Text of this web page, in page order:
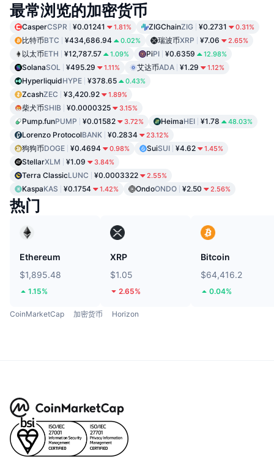
最常浏览的加密货币
CasperCSPR ¥0.01241 1.81% ZIGChainZIG ¥0.2731 0.31%
比特币BTC ¥434,686.94 0.02% 瑞波币XRP ¥7.06 2.65%
以太币ETH ¥12,787.57 1.09% PiPI ¥0.6359 12.98%
SolanaSOL ¥495.29 1.11% 艾达币ADA ¥1.29 1.12%
HyperliquidHYPE ¥378.65 0.43%
ZcashZEC ¥3,420.92 1.89%
柴犬币SHIB ¥0.0000325 3.15%
Pump.funPUMP ¥0.01582 3.72% HeimaHEI ¥1.78 48.03%
Lorenzo ProtocolBANK ¥0.2834 23.12%
狗狗币DOGE ¥0.4694 0.98% SuiSUI ¥4.62 1.45%
StellarXLM ¥1.09 3.84%
Terra ClassicLUNC ¥0.0003322 2.55%
KaspaKAS ¥0.1754 1.42% OndoONDO ¥2.50 2.56%
热门
Ethereum
$1,895.48
1.15%
XRP
$1.05
2.65%
Bitcoin
$64,416.2
0.04%
CoinMarketCap 加密货币 Horizon